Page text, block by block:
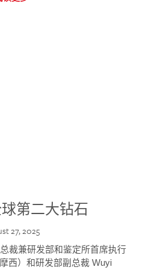
第二大钻石
27, 2025
裁兼研发部和鉴定所首席执行
西）和研发部副总裁 Wuyi